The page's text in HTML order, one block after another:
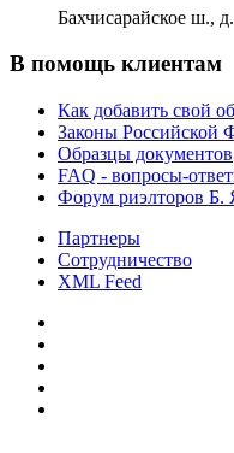
Бахчисарайское ш.,
В помощь клиентам
Как добавить свой
Законы Российской
Образцы документов
FAQ - вопросы-
Форум риэлторов Б.
Партнеры
Сотрудничество
XML Feed